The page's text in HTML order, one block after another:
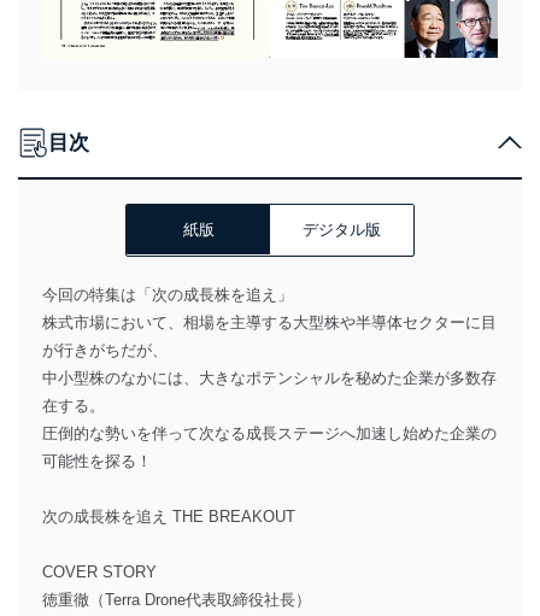
目次
紙版 デジタル版
今回の特集は「次の成長株を追え」
株式市場において、相場を主導する大型株や半導体セクターに目
が行きがちだが、
中小型株のなかには、大きなポテンシャルを秘めた企業が多数存
在する。
圧倒的な勢いを伴って次なる成長ステージへ加速し始めた企業の
可能性を探る！
次の成長株を追え THE BREAKOUT
COVER STORY
徳重徹（Terra Drone代表取締役社長）